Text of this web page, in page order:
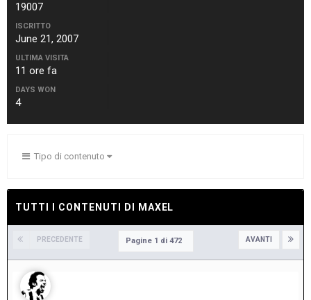
19007
ISCRITTO
June 21, 2007
ULTIMA VISITA
11 ore fa
DAYS WON
4
Tipo di contenuto
TUTTI I CONTENUTI DI MAXEL
PRECEDENTE AVANTI
Pagine 1 di 472